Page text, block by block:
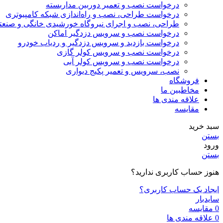
درخواست نصب و تعمیر دوربین مداربسته
درخواست طراحی، نصب و راه‌اندازی شبکه کامپیوتری
طراحی، نصب و اجرای نیروگاه خورشیدی خانگی و
درخواست نصب و سرویس دزدگیر اماکن
درخواست بازدید و سرویس دزدگیر و ردیاب خودرو
درخواست نصب و سرویس کولر گازی
درخواست نصب و سرویس کولر آبی
نصب، سرویس و تعمیر پکیج دیواری
فروشگاه
مخاطبین ما
علاقه مندی ها
مقایسه
سبد خرید
بستن
ورود
بستن
هنوز حساب کاربری ندارید؟
ایجاد یک حساب کاربری؟
سایدبار
0 مقایسه
0 علاقه مندی ها